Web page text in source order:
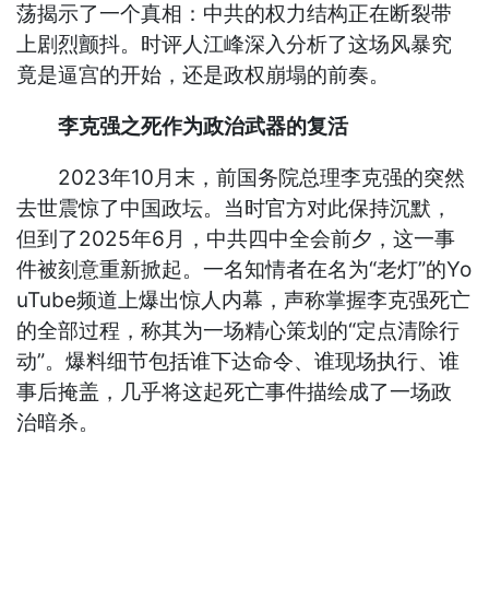
荡揭示了一个真相：中共的权力结构正在断裂带
上剧烈颤抖。时评人江峰深入分析了这场风暴究
竟是逼宫的开始，还是政权崩塌的前奏。
李克强之死作为政治武器的复活
2023年10月末，前国务院总理李克强的突然
去世震惊了中国政坛。当时官方对此保持沉默，
但到了2025年6月，中共四中全会前夕，这一事
件被刻意重新掀起。一名知情者在名为“老灯”的Yo
uTube频道上爆出惊人内幕，声称掌握李克强死亡
的全部过程，称其为一场精心策划的“定点清除行
动”。爆料细节包括谁下达命令、谁现场执行、谁
事后掩盖，几乎将这起死亡事件描绘成了一场政
治暗杀。